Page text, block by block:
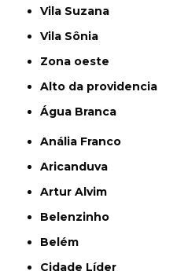
Vila Suzana
Vila Sônia
Zona oeste
alto da providencia
Água Branca
Anália Franco
Aricanduva
Artur Alvim
Belenzinho
Belém
Cidade Líder